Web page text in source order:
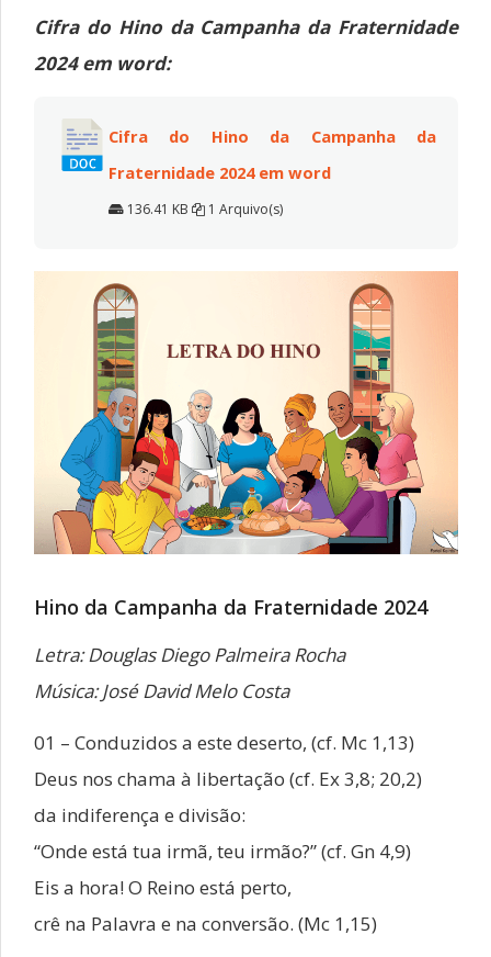
Cifra do Hino da Campanha da Fraternidade
2024 em word:
Cifra do Hino da Campanha da
Fraternidade 2024 em word
136.41 KB 1 Arquivo(s)
Hino da Campanha da Fraternidade 2024
Letra: Douglas Diego Palmeira Rocha
Música: José David Melo Costa
01 – Conduzidos a este deserto, (cf. Mc 1,13)
Deus nos chama à libertação (cf. Ex 3,8; 20,2)
da indiferença e divisão:
“Onde está tua irmã, teu irmão?” (cf. Gn 4,9)
Eis a hora! O Reino está perto,
crê na Palavra e na conversão. (Mc 1,15)